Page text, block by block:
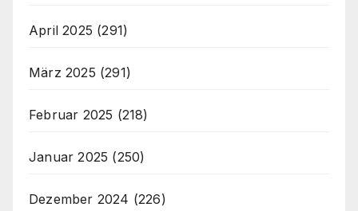
April 2025 (291)
März 2025 (291)
Februar 2025 (218)
Januar 2025 (250)
Dezember 2024 (226)